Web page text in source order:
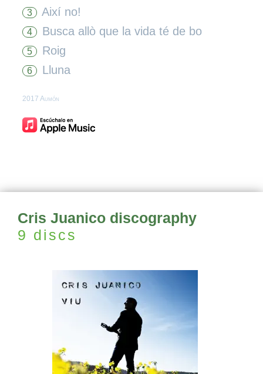
3 Així no!
4 Busca allò que la vida té de bo
5 Roig
6 Lluna
2017 Aumón
Cris Juanico discography
9 discs